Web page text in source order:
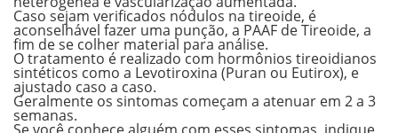
Caso sejam verificados nódulos na tireoide, é
aconselhável fazer uma punção, a PAAF de Tireoide, a
fim de se colher material para análise.
O tratamento é realizado com hormônios tireoidianos
sintéticos como a Levotiroxina (Puran ou Eutirox), e
ajustado caso a caso.
Geralmente os sintomas começam a atenuar em 2 a 3
semanas.